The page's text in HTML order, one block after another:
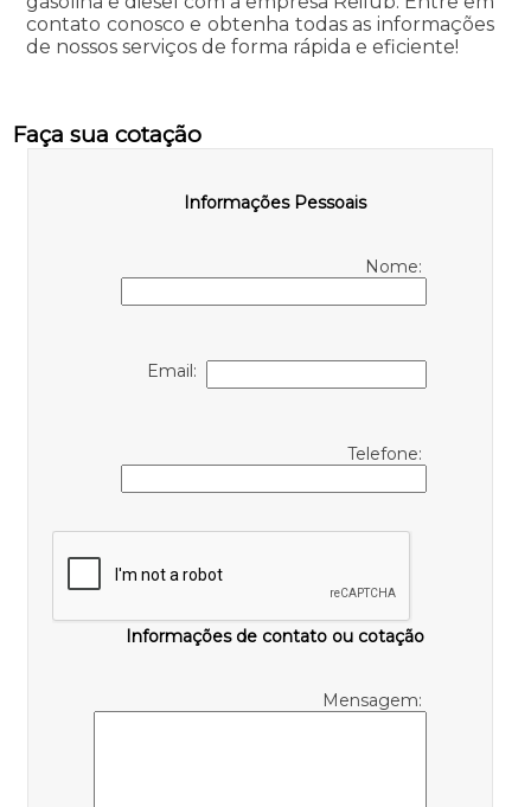
contato conosco e obtenha todas as informações
de nossos serviços de forma rápida e eficiente!
Faça sua cotação
Informações Pessoais
Nome:
Email:
Telefone:
Informações de contato ou cotação
Mensagem: